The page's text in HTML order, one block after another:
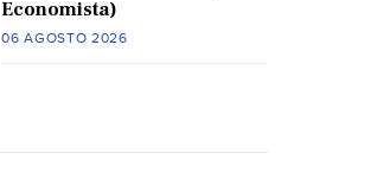
Economista)
06 AGOSTO 2026